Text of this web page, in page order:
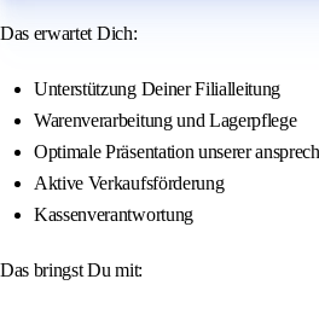
Das erwartet Dich:
Unterstützung Deiner Filialleitung
Warenverarbeitung und Lagerpflege
Optimale Präsentation unserer
Aktive Verkaufsförderung
Kassenverantwortung
Das bringst Du mit: